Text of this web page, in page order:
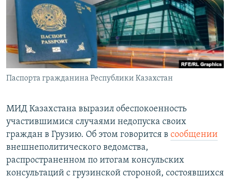
Паспорта гражданина Республики Казахстан
МИД Казахстана выразил обеспокоенность
участившимися случаями недопуска своих
граждан в Грузию. Об этом говорится в сообщении
внешнеполитического ведомства,
распространенном по итогам консульских
консультаций с грузинской стороной, состоявшихся